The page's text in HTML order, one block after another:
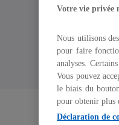
Votre vie privée
Nous utilisons
pour faire
analyses.
Vous pouvez
le biais du
pour obtenir plus
Déclaration de